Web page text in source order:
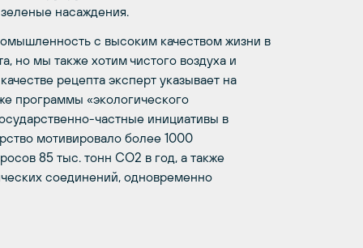
насаждения.
с высоким качеством жизни в
но мы также хотим чистого воздуха и
рецепта эксперт указывает на
программы «экологического
частные инициативы в
мотивировало более 1000
85 тыс. тонн СО2 в год, а также
соединений, одновременно